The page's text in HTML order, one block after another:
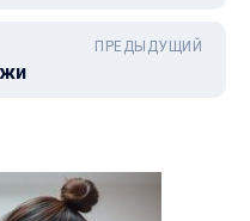
ПРЕДЫДУЩИЙ